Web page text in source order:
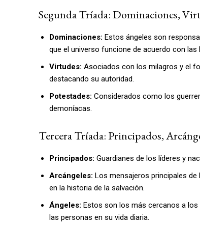
Segunda Tríada: Dominaciones,
Dominaciones: Estos ángeles son
que el universo funcione de acuerdo con las
Virtudes: Asociados con los milagros y el
destacando su autoridad.
Potestades: Considerados como los
demoníacas.
Tercera Tríada: Principados,
Principados: Guardianes de los líderes y
Arcángeles: Los mensajeros principales de
en la historia de la salvación.
Ángeles: Estos son los más cercanos a los
las personas en su vida diaria.